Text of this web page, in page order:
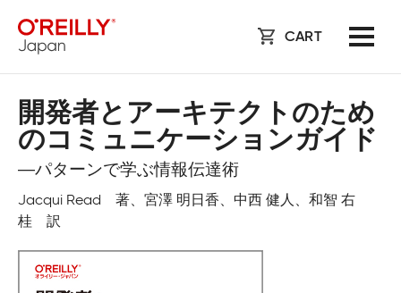
CART
開発者とアーキテクトのため
のコミュニケーションガイド
―パターンで学ぶ情報伝達術
Jacqui Read 著、宮澤 明日香、中西 健人、和智 右
桂 訳